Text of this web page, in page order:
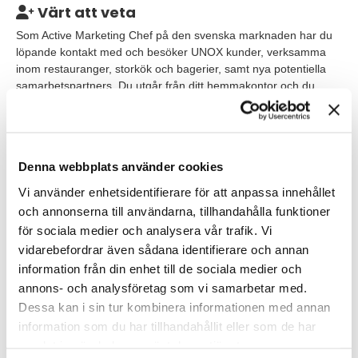
Denna webbplats använder cookies
Vi använder enhetsidentifierare för att anpassa innehållet
och annonserna till användarna, tillhandahålla funktioner
för sociala medier och analysera vår trafik. Vi
vidarebefordrar även sådana identifierare och annan
information från din enhet till de sociala medier och
annons- och analysföretag som vi samarbetar med.
Dessa kan i sin tur kombinera informationen med annan
information som du har tillhandahållit eller som de har
Värt att veta
Som Active Marketing Chef på den svenska marknaden har du
löpande kontakt med och besöker UNOX kunder, verksamma
inom restauranger, storkök och bagerier, samt nya potentiella
samarbetspartners. Du utgår från ditt hemmakontor och du
ingår i ett det svenska teamet samt rapporterar till vår
Country Manager. I tjänsten har du tillgång till en Mercedesbuss,
Stockholm.
Lämplig bostadsort finns i Göteborg med omnejd.
Våra förväntningar
För att trivas och lyckas i rollen har du erfarenhet från
restaurang, storkök eller bageri och gärna ett stort intresse för
matlagning. Erfarenhet från säljande roller är meriterande. Du
behöver behärska svenska flytande både i tal och skrift och vi